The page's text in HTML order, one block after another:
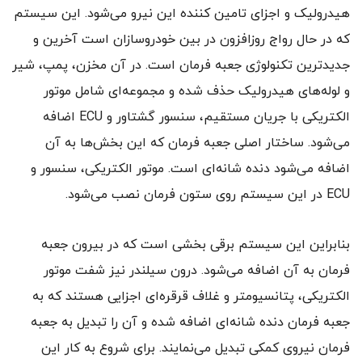
هیدرولیک و اجزای تامین کننده‌ این نیرو می‌شود. این سیستم
که در حال رواج روزافزون در بین خودروسازان است آخرین و
جدید‌ترین تکنولوژی جعبه فرمان است. در آن مخزن، پمپ، شیر
و لوله‌های هیدرولیک حذف شده و مجموعه‌ای شامل موتور
الکتریکی با جریان مستقیم، سنسور گشتاور و ECU اضافه
می‌شود. ساختار اصلی جعبه فرمان که این بخش‌ها به آن
اضافه می‌شود دنده شانه‌ای است. موتور الکتریکی، سنسور و
ECU در این سیستم روی ستون فرمان نصب می‌شود.
بنابراین این سیستم برقی بخشی است که در بیرون جعبه
فرمان به آن اضافه می‌شود. درون سیلندر نیز شفت موتور
الکتریکی، پتانسیومتر و غلاف قرقره‌ای اجزایی هستند که به
جعبه فرمان دنده شانه‌ای اضافه شده و آن را تبدیل به جعبه
فرمان نیروی کمکی تبدیل می‌نمایند. برای شروع به کار این